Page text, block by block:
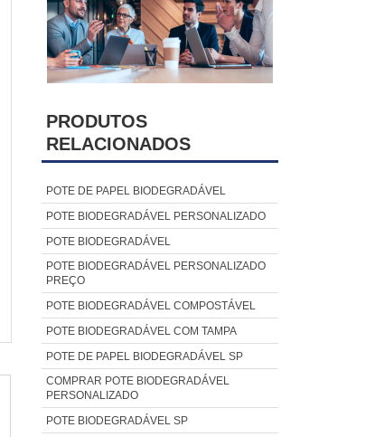
PRODUTOS
RELACIONADOS
POTE DE PAPEL BIODEGRADÁVEL
POTE BIODEGRADÁVEL PERSONALIZADO
POTE BIODEGRADÁVEL
POTE BIODEGRADÁVEL PERSONALIZADO
PREÇO
POTE BIODEGRADÁVEL COMPOSTÁVEL
POTE BIODEGRADÁVEL COM TAMPA
POTE DE PAPEL BIODEGRADÁVEL SP
COMPRAR POTE BIODEGRADÁVEL
PERSONALIZADO
POTE BIODEGRADÁVEL SP